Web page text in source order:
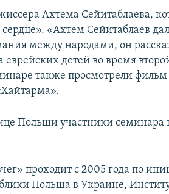
Ахтема Сейитаблаева,
«Ахтем Сейитаблаев
между народами, он
еврейских детей во время
также просмотрели фильм
Польши участники семинара
проходит с 2005 года по
Польша в Украине,